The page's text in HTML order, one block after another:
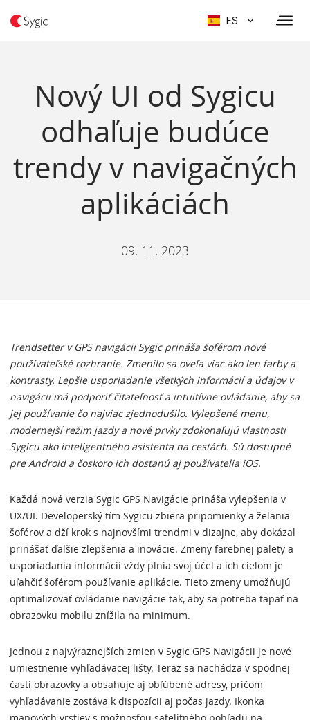
ES
Nový UI od Sygicu
odhaľuje budúce
trendy v navigačných
aplikáciách
09. 11. 2023
Trendsetter v GPS navigácii Sygic prináša šoférom nové
používateľské rozhranie. Zmenilo sa oveľa viac ako len farby a
kontrasty. Lepšie usporiadanie všetkých informácií a údajov v
navigácii má podporiť čitateľnosť a intuitívne ovládanie, aby sa
jej používanie čo najviac zjednodušilo. Vylepšené menu,
modernejší režim jazdy a nové prvky zdokonaľujú vlastnosti
Sygicu ako inteligentného asistenta na cestách. Sú dostupné
pre Android a čoskoro ich dostanú aj používatelia iOS.
Každá nová verzia Sygic GPS Navigácie prináša vylepšenia v
UX/UI. Developerský tím Sygicu zbiera pripomienky a želania
šoférov a dží krok s najnovšími trendmi v dizajne, aby dokázal
prinášať ďalšie zlepšenia a inovácie. Zmeny farebnej palety a
usporiadania informácií vždy plnia svoj účel a ich cieľom je
uľahčiť šoférom používanie aplikácie. Tieto zmeny umožňujú
optimalizovať ovládanie navigácie tak, aby sa potreba tapať na
obrazovku mobilu znížila na minimum.
Jednou z najvýraznejších zmien v Sygic GPS Navigácii je nové
umiestnenie vyhľadávacej lišty. Teraz sa nachádza v spodnej
časti obrazovky a obsahuje aj obľúbené adresy, pričom
vyhľadávanie zostáva k dispozícii aj počas jazdy. Ikonka